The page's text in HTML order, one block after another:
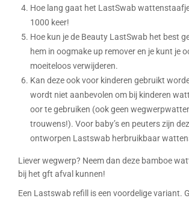
Hoe lang gaat het LastSwab
1000 keer!
Hoe kun je de Beauty LastSwab het best
hem in oogmake up remover en je kunt je
moeiteloos verwijderen.
Kan deze ook voor kinderen gebruikt
wordt niet aanbevolen om bij kinderen
oor te gebruiken (ook geen
trouwens!). Voor baby’s en peuters zijn
ontworpen Lastswab herbruikbaar
Liever wegwerp? Neem dan deze bamboe
bij het gft afval kunnen!
Een Lastswab refill
is een voordelige variant.